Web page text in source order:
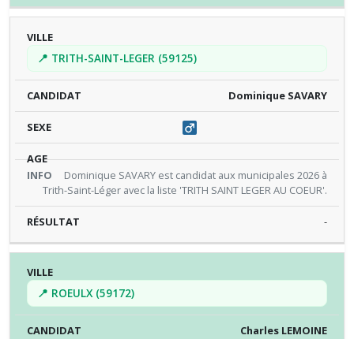
📍 TRITH-SAINT-LEGER (59125)
Dominique SAVARY
Dominique SAVARY est candidat aux municipales 2026 à
Trith-Saint-Léger avec la liste 'TRITH SAINT LEGER AU COEUR'.
-
📍 ROEULX (59172)
Charles LEMOINE